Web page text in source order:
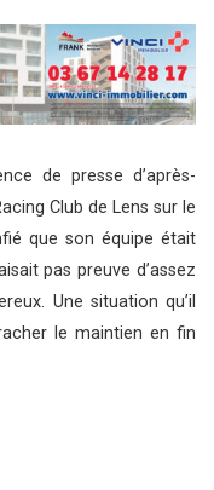
de presse d’après-
Club de Lens sur le
que son équipe était
pas preuve d’assez
Une situation qu’il
le maintien en fin